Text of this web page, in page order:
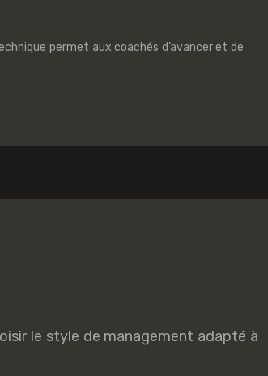
permet aux coachés d’avancer et de
le style de management adapté à